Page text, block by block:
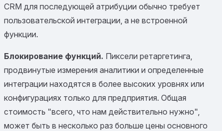
CRM для последующей атрибуции обычно требует
пользовательской интеграции, а не встроенной
функции.
Блокирование функций. Пиксели ретаргетинга,
продвинутые измерения аналитики и определенные
интеграции находятся в более высоких уровнях или
конфигурациях только для предприятия. Общая
стоимость "всего, что нам действительно нужно",
может быть в несколько раз больше цены основного